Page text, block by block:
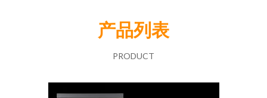
产品列表
PRODUCT